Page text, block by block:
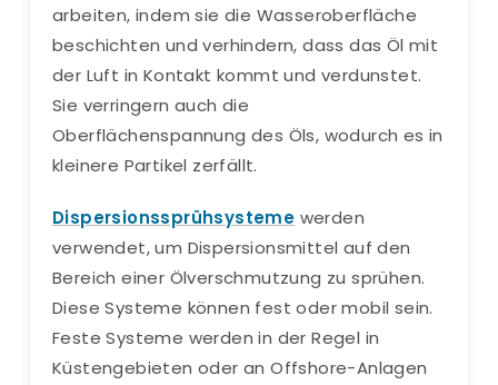
arbeiten, indem sie die Wasseroberfläche
beschichten und verhindern, dass das Öl mit
der Luft in Kontakt kommt und verdunstet.
Sie verringern auch die
Oberflächenspannung des Öls, wodurch es in
kleinere Partikel zerfällt.
Dispersionssprühsysteme werden
verwendet, um Dispersionsmittel auf den
Bereich einer Ölverschmutzung zu sprühen.
Diese Systeme können fest oder mobil sein.
Feste Systeme werden in der Regel in
Küstengebieten oder an Offshore-Anlagen